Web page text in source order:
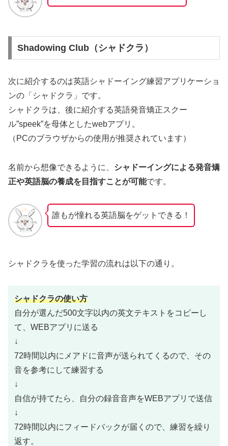
Shadowing Club（シャドクラ）
次に紹介するのは英語シャドーイング練習アプリケーショ
ンの「シャドクラ」です。
シャドクラは、後に紹介する英語発音矯正スクー
ル”speek”を母体としたwebアプリ。
（PCのブラウザからの使用が推奨されています）
名前から想像できるように、 シャドーイングによる発音矯
正や英語脳の養成を目指すことが可能です。
誰もが憧れる英語脳をゲットできる！
シャドクラを使った学習の流れは以下の通り。
シャドクラの使い方
自分が選んだ500文字以内の英文テキストをコピーし
て、WEBアプリに送る
↓
72時間以内にメアドに音声が送られてくるので、その
音を参考にして練習する
↓
自信が持てたら、自分の録音音声をWEBアプリで送信
↓
72時間以内にフィードバックが届くので、練習を繰り
返す。